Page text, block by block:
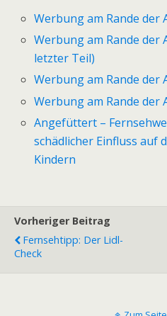
Werbung am Rande der
Werbung am Rande der
letzter Teil)
Werbung am Rande der
Werbung am Rande der
Angefüttert –
schädlicher Einfluss auf
Kindern
Vorheriger Beitrag
Fernsehtipp: Der Lidl-
Check